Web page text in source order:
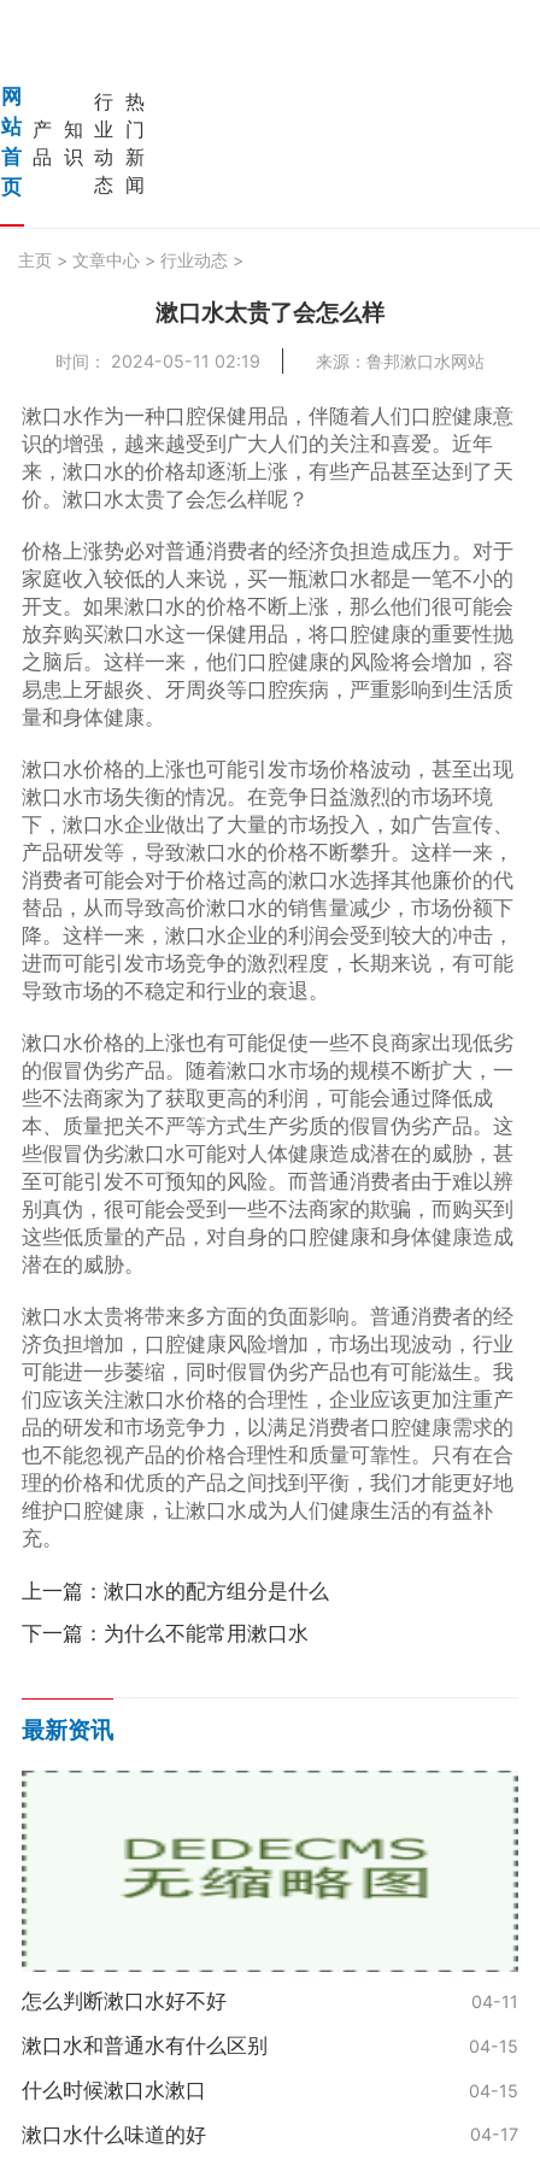
网
站
首
页
产
品
知
识
行
业
动
态
热
门
新
闻
主页 > 文章中心 > 行业动态 >
漱口水太贵了会怎么样
时间： 2024-05-11 02:19 来源：鲁邦漱口水网站
漱口水作为一种口腔保健用品，伴随着人们口腔健康意
识的增强，越来越受到广大人们的关注和喜爱。近年
来，漱口水的价格却逐渐上涨，有些产品甚至达到了天
价。漱口水太贵了会怎么样呢？
价格上涨势必对普通消费者的经济负担造成压力。对于
家庭收入较低的人来说，买一瓶漱口水都是一笔不小的
开支。如果漱口水的价格不断上涨，那么他们很可能会
放弃购买漱口水这一保健用品，将口腔健康的重要性抛
之脑后。这样一来，他们口腔健康的风险将会增加，容
易患上牙龈炎、牙周炎等口腔疾病，严重影响到生活质
量和身体健康。
漱口水价格的上涨也可能引发市场价格波动，甚至出现
漱口水市场失衡的情况。在竞争日益激烈的市场环境
下，漱口水企业做出了大量的市场投入，如广告宣传、
产品研发等，导致漱口水的价格不断攀升。这样一来，
消费者可能会对于价格过高的漱口水选择其他廉价的代
替品，从而导致高价漱口水的销售量减少，市场份额下
降。这样一来，漱口水企业的利润会受到较大的冲击，
进而可能引发市场竞争的激烈程度，长期来说，有可能
导致市场的不稳定和行业的衰退。
漱口水价格的上涨也有可能促使一些不良商家出现低劣
的假冒伪劣产品。随着漱口水市场的规模不断扩大，一
些不法商家为了获取更高的利润，可能会通过降低成
本、质量把关不严等方式生产劣质的假冒伪劣产品。这
些假冒伪劣漱口水可能对人体健康造成潜在的威胁，甚
至可能引发不可预知的风险。而普通消费者由于难以辨
别真伪，很可能会受到一些不法商家的欺骗，而购买到
这些低质量的产品，对自身的口腔健康和身体健康造成
潜在的威胁。
漱口水太贵将带来多方面的负面影响。普通消费者的经
济负担增加，口腔健康风险增加，市场出现波动，行业
可能进一步萎缩，同时假冒伪劣产品也有可能滋生。我
们应该关注漱口水价格的合理性，企业应该更加注重产
品的研发和市场竞争力，以满足消费者口腔健康需求的
也不能忽视产品的价格合理性和质量可靠性。只有在合
理的价格和优质的产品之间找到平衡，我们才能更好地
维护口腔健康，让漱口水成为人们健康生活的有益补
充。
上一篇： 漱口水的配方组分是什么
下一篇： 为什么不能常用漱口水
最新资讯
怎么判断漱口水好不好 04-11
漱口水和普通水有什么区别 04-15
什么时候漱口水漱口 04-15
漱口水什么味道的好 04-17